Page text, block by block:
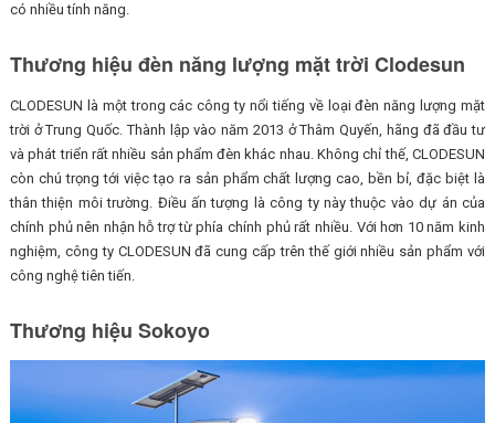
có nhiều tính năng.
Thương hiệu đèn năng lượng mặt trời Clodesun
CLODESUN là một trong các công ty nổi tiếng về loại đèn năng lượng mặt
trời ở Trung Quốc. Thành lập vào năm 2013 ở Thâm Quyến, hãng đã đầu tư
và phát triển rất nhiều sản phẩm đèn khác nhau. Không chỉ thế, CLODESUN
còn chú trọng tới việc tạo ra sản phẩm chất lượng cao, bền bỉ, đặc biệt là
thân thiện môi trường. Điều ấn tượng là công ty này thuộc vào dự án của
chính phủ nên nhận hỗ trợ từ phía chính phủ rất nhiều. Với hơn 10 năm kinh
nghiệm, công ty CLODESUN đã cung cấp trên thế giới nhiều sản phẩm với
công nghệ tiên tiến.
Thương hiệu Sokoyo